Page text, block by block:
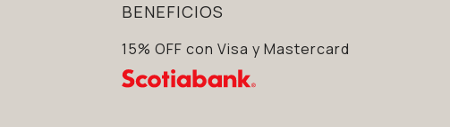
BENEFICIOS
15% OFF con Visa y Mastercard